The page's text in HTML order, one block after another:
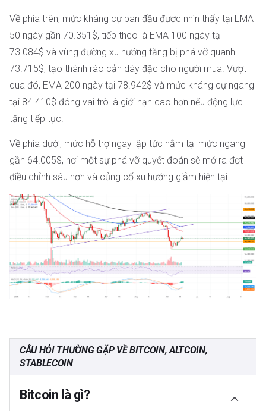
Về phía trên, mức kháng cự ban đầu được nhìn thấy tại EMA
50 ngày gần 70.351$, tiếp theo là EMA 100 ngày tại
73.084$ và vùng đường xu hướng tăng bị phá vỡ quanh
73.715$, tạo thành rào cản dày đặc cho người mua. Vượt
qua đó, EMA 200 ngày tại 78.942$ và mức kháng cự ngang
tại 84.410$ đóng vai trò là giới hạn cao hơn nếu động lực
tăng tiếp tục.
Về phía dưới, mức hỗ trợ ngay lập tức nằm tại mức ngang
gần 64.005$, nơi một sự phá vỡ quyết đoán sẽ mở ra đợt
điều chỉnh sâu hơn và củng cố xu hướng giảm hiện tại.
CÂU HỎI THƯỜNG GẶP VỀ BITCOIN, ALTCOIN,
STABLECOIN
Bitcoin là gì?